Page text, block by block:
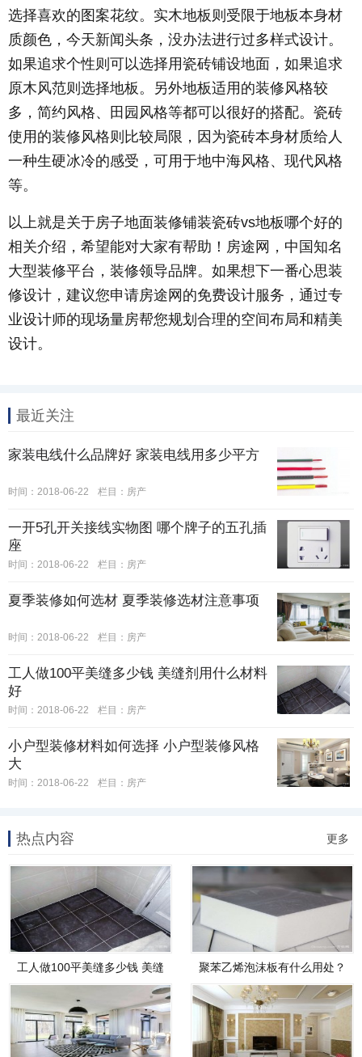
选择喜欢的图案花纹。实木地板则受限于地板本身材
质颜色，今天新闻头条，没办法进行过多样式设计。
如果追求个性则可以选择用瓷砖铺设地面，如果追求
原木风范则选择地板。另外地板适用的装修风格较
多，简约风格、田园风格等都可以很好的搭配。瓷砖
使用的装修风格则比较局限，因为瓷砖本身材质给人
一种生硬冰冷的感受，可用于地中海风格、现代风格
等。
以上就是关于房子地面装修铺装瓷砖vs地板哪个好的
相关介绍，希望能对大家有帮助！房途网，中国知名
大型装修平台，装修领导品牌。如果想下一番心思装
修设计，建议您申请房途网的免费设计服务，通过专
业设计师的现场量房帮您规划合理的空间布局和精美
设计。
最近关注
家装电线什么品牌好 家装电线用多少平方
时间：2018-06-22 栏目： 房产
一开5孔开关接线实物图 哪个牌子的五孔插
座
时间：2018-06-22 栏目： 房产
夏季装修如何选材 夏季装修选材注意事项
时间：2018-06-22 栏目： 房产
工人做100平美缝多少钱 美缝剂用什么材料
好
时间：2018-06-22 栏目： 房产
小户型装修材料如何选择 小户型装修风格
大
时间：2018-06-22 栏目： 房产
热点内容 更多
工人做100平美缝多少钱 美缝
聚苯乙烯泡沫板有什么用处？